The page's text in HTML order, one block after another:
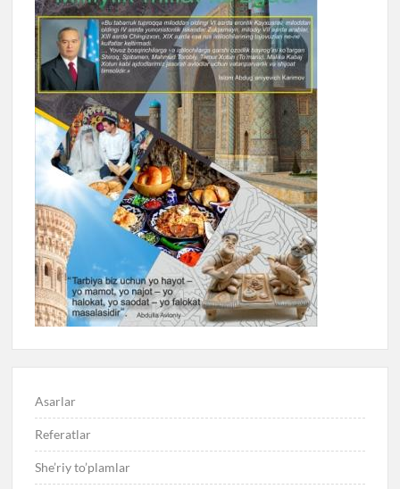
Asarlar
Referatlar
She’riy to’plamlar